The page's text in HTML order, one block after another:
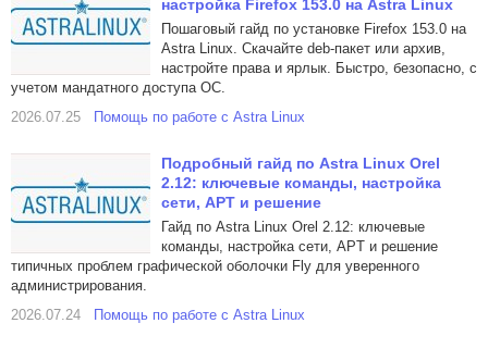
настройка Firefox 153.0 на Astra Linux
Пошаговый гайд по установке Firefox 153.0 на
Astra Linux. Скачайте deb-пакет или архив,
настройте права и ярлык. Быстро, безопасно, с
учетом мандатного доступа ОС.
2026.07.25
Помощь по работе с Astra Linux
Подробный гайд по Astra Linux Orel
2.12: ключевые команды, настройка
сети, APT и решение
Гайд по Astra Linux Orel 2.12: ключевые
команды, настройка сети, APT и решение
типичных проблем графической оболочки Fly для уверенного
администрирования.
2026.07.24
Помощь по работе с Astra Linux